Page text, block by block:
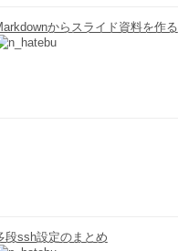
からスライド資料を作る
段ssh設定のまとめ